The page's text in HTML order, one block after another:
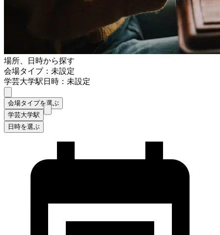
場所、日時から探す
会場タイプ：未設定
学芸大学駅日時：未設定
会場タイプを選ぶ
学芸大学駅
日時を選ぶ